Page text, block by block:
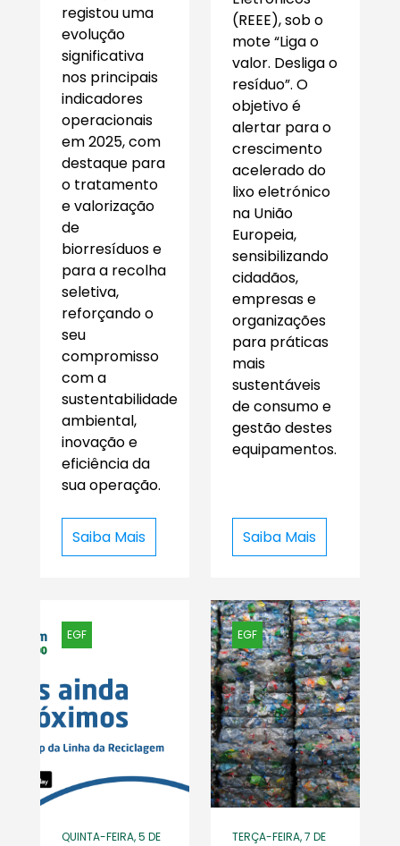
registou uma
evolução
significativa
nos principais
indicadores
operacionais
em 2025, com
destaque para
o tratamento
e valorização
de
biorresíduos e
para a recolha
seletiva,
reforçando o
seu
compromisso
com a
sustentabilidade
ambiental,
inovação e
eficiência da
sua operação.
Saiba Mais
(REEE), sob o
mote “Liga o
valor. Desliga o
resíduo”. O
objetivo é
alertar para o
crescimento
acelerado do
lixo eletrónico
na União
Europeia,
sensibilizando
cidadãos,
empresas e
organizações
para práticas
mais
sustentáveis
de consumo e
gestão destes
equipamentos.
Saiba Mais
EGF
QUINTA-FEIRA, 5 DE
EGF
TERÇA-FEIRA, 7 DE